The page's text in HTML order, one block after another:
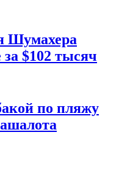
Шумахера
$102 тысяч
по пляжу